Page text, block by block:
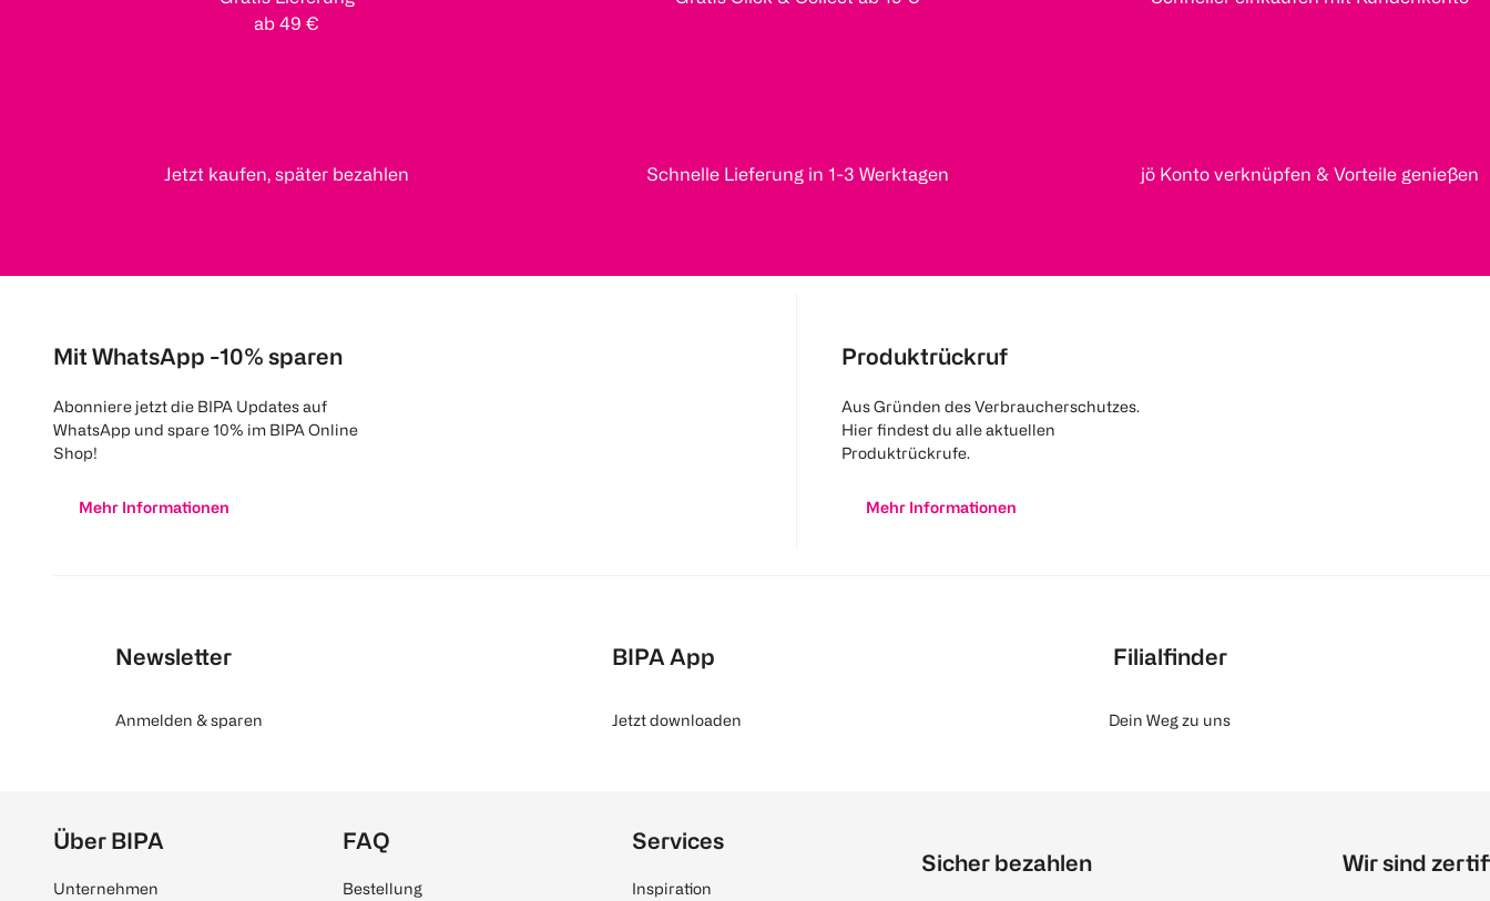
ab 49 €
Jetzt kaufen, später bezahlen Schnelle Lieferung in 1-3 Werktagen jö Konto verknüpfen & Vorteile genießen
Mit WhatsApp -10% sparen
Abonniere jetzt die BIPA Updates auf
WhatsApp und spare 10% im BIPA Online
Shop!
Mehr Informationen
Produktrückruf
Aus Gründen des Verbraucherschutzes.
Hier findest du alle aktuellen
Produktrückrufe.
Mehr Informationen
Newsletter
Anmelden & sparen
BIPA App
Jetzt downloaden
Filialfinder
Dein Weg zu uns
Über BIPA
Unternehmen
FAQ
Bestellung
Services
Inspiration
Sicher bezahlen Wir sind